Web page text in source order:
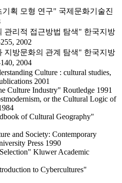
획 모형 연구" 국제문화기술진
관리적 접근방법 탐색" 한국지방
2002
지방문화의 관계 탐색" 한국지방
2004
Culture : cultural studies,
2001
Culture Industry" Routledge 1991
or the Cultural Logic of
of Cultural Geography"
and Society: Contemporary
Press 1990
Kluwer Academic
to Cybercultures"